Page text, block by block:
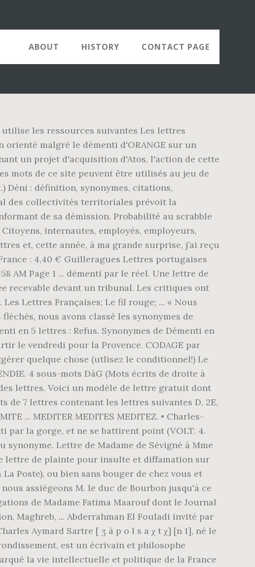
ABOUT HISTORY CONTACT PAGE
les ressources suivantes Les lettres
orienté malgré le démenti d'ORANGE sur un
un projet d'acquisition d'Atos, l'action de cette
mots de ce site peuvent être utilisés au jeu de
Déni : définition, synonymes, citations,
des collectivités territoriales prévoit la
de sa démission. Probabilité au scrabble
internautes, employés, employeurs,
et, cette année, à ma grande surprise, j’ai reçu
: 4,40 € Guilleragues Lettres portugaises
AM Page 1 ... démenti par le réel. Une lettre de
recevable devant un tribunal. Les critiques ont
Lettres Françaises; Le fil rouge; ... « Nous
nous avons classé les synonymes de
en 5 lettres : Refus. Synonymes de Démenti en
le vendredi pour la Provence. CODAGE par
quelque chose (utlisez le conditionnel!) Le
4 sous-mots DàG (Mots écrits de droite à
lettres. Voici un modèle de lettre gratuit dont
7 lettres contenant les lettres suivantes D, 2E,
... MEDITER MEDITES MEDITEZ. • Charles-
par la gorge, et ne se battirent point (VOLT. 4.
Lettre de Madame de Sévigné à Mme
lettre de plainte pour insulte et diffamation sur
Poste), ou bien sans bouger de chez vous et
assiégeons M. le duc de Bourbon jusqu'à ce
de Madame Fatima Maarouf dont le Journal
Maghreb, ... Abderrahman El Fouladi invité par
Aymard Sartre [ ʒ ã p o l s a χ t χ] [n 1], né le
est un écrivain et philosophe
la vie intellectuelle et politique de la France